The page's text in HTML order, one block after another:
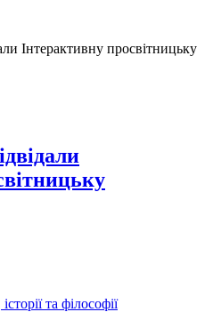
Інтерактивну просвітницьку
та філософії